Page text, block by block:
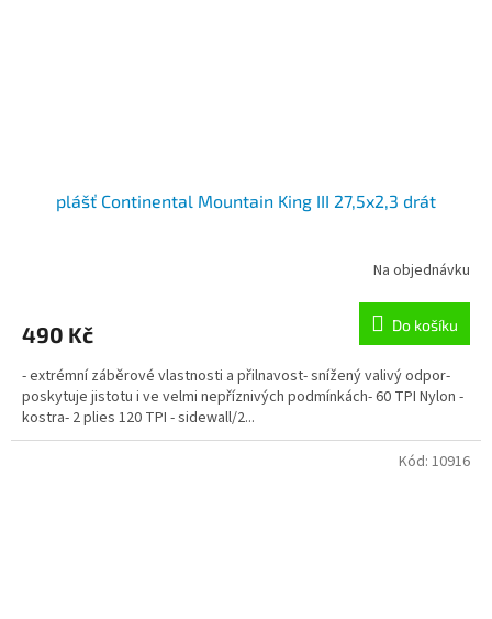
plášť Continental Mountain King III 27,5x2,3 drát
Na objednávku
490 Kč Do košíku
- extrémní záběrové vlastnosti a přilnavost- snížený valivý odpor-
poskytuje jistotu i ve velmi nepříznivých podmínkách- 60 TPI Nylon -
kostra- 2 plies 120 TPI - sidewall/2...
Kód: 10916